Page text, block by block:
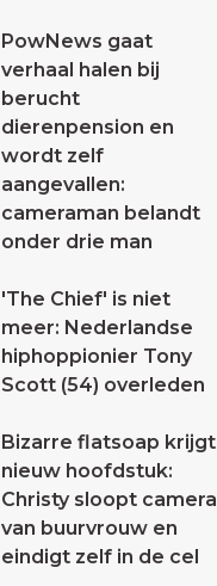
PowNews gaat
verhaal halen bij
berucht
dierenpension en
wordt zelf
aangevallen:
cameraman belandt
onder drie man
'The Chief' is niet
meer: Nederlandse
hiphoppionier Tony
Scott (54) overleden
Bizarre flatsoap krijgt
nieuw hoofdstuk:
Christy sloopt camera
van buurvrouw en
eindigt zelf in de cel